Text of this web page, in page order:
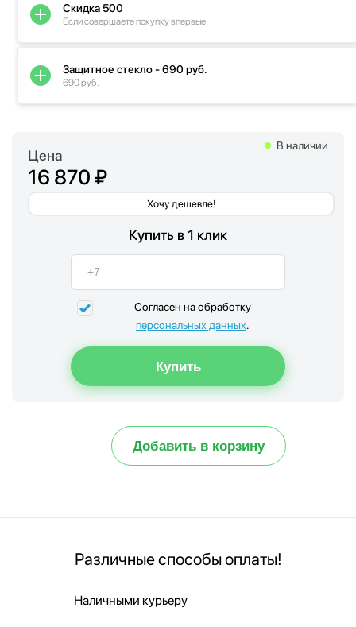
Цена
16 870 ₽
Хочу дешевле!
В наличии
Купить в 1 клик
Согласен на обработку
персональных данных.
Добавить в корзину
Скидка 500
Если совершаете покупку впервые
Защитное стекло - 690 руб.
690 руб.
Различные способы оплаты!
Наличными курьеру